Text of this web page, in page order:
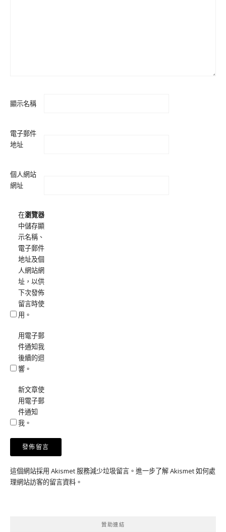
顯示名稱
電子郵件
地址
個人網站
網址
在瀏覽器
中儲存顯
示名稱、
電子郵件
地址及個
人網站網
址，以供
下次發佈
留言時使
用。
用電子郵
件通知我
後續的迴
響。
新文章使
用電子郵
件通知
我。
這個網站採用 Akismet 服務減少垃圾留言。 進一步了解 Akismet 如何處
理網站訪客的留言資料 。
贊助連結